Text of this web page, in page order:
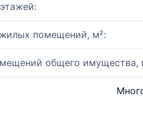
помещений, м²:
общего имущества,